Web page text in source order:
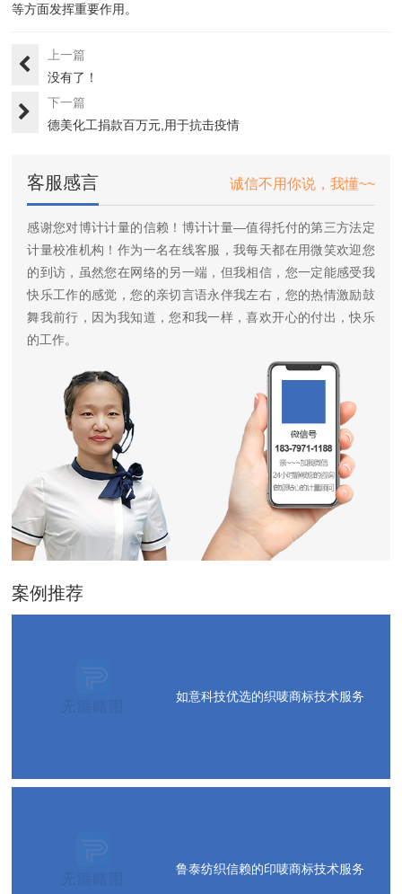
等方面发挥重要作用。
上一篇
没有了！
下一篇
德美化工捐款百万元,用于抗击疫情
客服感言 诚信不用你说，我懂~~
感谢您对博计计量的信赖！博计计量—值得托付的第三方法定
计量校准机构！作为一名在线客服，我每天都在用微笑欢迎您
的到访，虽然您在网络的另一端，但我相信，您一定能感受我
快乐工作的感觉，您的亲切言语永伴我左右，您的热情激励鼓
舞我前行，因为我知道，您和我一样，喜欢开心的付出，快乐
的工作。
案例推荐
如意科技优选的织唛商标技术服务
鲁泰纺织信赖的印唛商标技术服务